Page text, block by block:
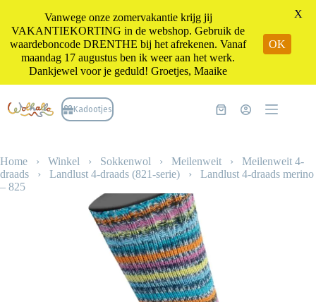
naar
de
Kadootjes Winkelwagen
Home › Winkel › Sokkenwol › Meilenweit › Meilenweit 4-
draads › Landlust 4-draads (821-serie) › Landlust 4-draads merino
– 825
Vanwege onze zomervakantie krijg jij
VAKANTIEKORTING in de webshop. Gebruik de
waardeboncode DRENTHE bij het afrekenen. Vanaf
maandag 17 augustus ben ik weer aan het werk.
Dankjewel voor je geduld! Groetjes, Maaike
OK
X